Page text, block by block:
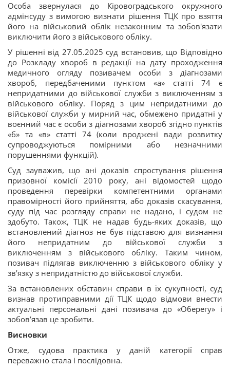
Особа звернулася до Кіровоградського окружного
адмінсуду з вимогою визнати рішення ТЦК про взяття
його на військовий облік незаконним та зобов'язати
виключити його з військового обліку.
У рішенні від 27.05.2025 суд встановив, що Відповідно
до Розкладу хвороб в редакції на дату проходження
медичного огляду позивачем особи з діагнозами
хвороб, передбаченими пунктом «а» статті 74 є
непридатними до військової служби з виключенням з
військового обліку. Поряд з цим непридатними до
військової служби у мирний час, обмежено придатні у
воєнний час є особи з діагнозами хвороб згідно пунктів
«б» та «в» статті 74 (коли вроджені вади розвитку
супроводжуються помірними або незначними
порушеннями функцій).
Суд зауважив, що ані доказів спростування рішення
призовної комісії 2010 року, ані відомостей щодо
проведення перевірки компетентними органами
правомірності його прийняття, або доказів скасування,
суду під час розгляду справи не надано, і судом не
здобуто. Також, ТЦК не надав будь-яких доказів, що
встановлений діагноз не був підставою для визнання
його непридатним до військової служби з
виключенням з військового обліку. Таким чином,
позивач підлягав виключенню з військового обліку у
звʼязку з непридатністю до військової служби.
За встановлених обставин справи в їх сукупності, суд
визнав протиправними дії ТЦК щодо відмови внести
актуальні персональні дані позивача до «Оберегу» і
зобовʼязав це зробити.
Висновки
Отже, судова практика у даній категорії справ
переважно стала і послідовна.